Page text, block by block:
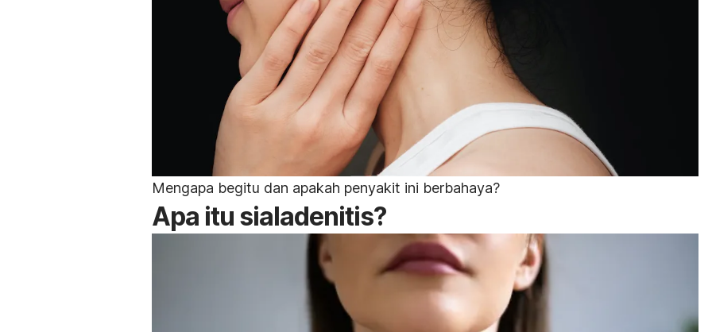
Mengapa begitu dan apakah penyakit ini berbahaya?
Apa itu sialadenitis?